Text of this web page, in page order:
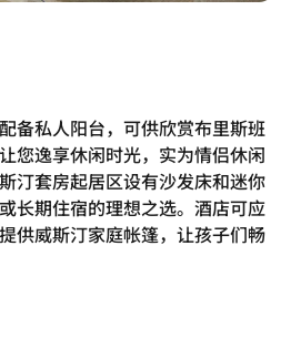
备私人阳台，可供欣赏布里斯班
您逸享休闲时光，实为情侣休闲
汀套房起居区设有沙发床和迷你
长期住宿的理想之选。酒店可应
供威斯汀家庭帐篷，让孩子们畅